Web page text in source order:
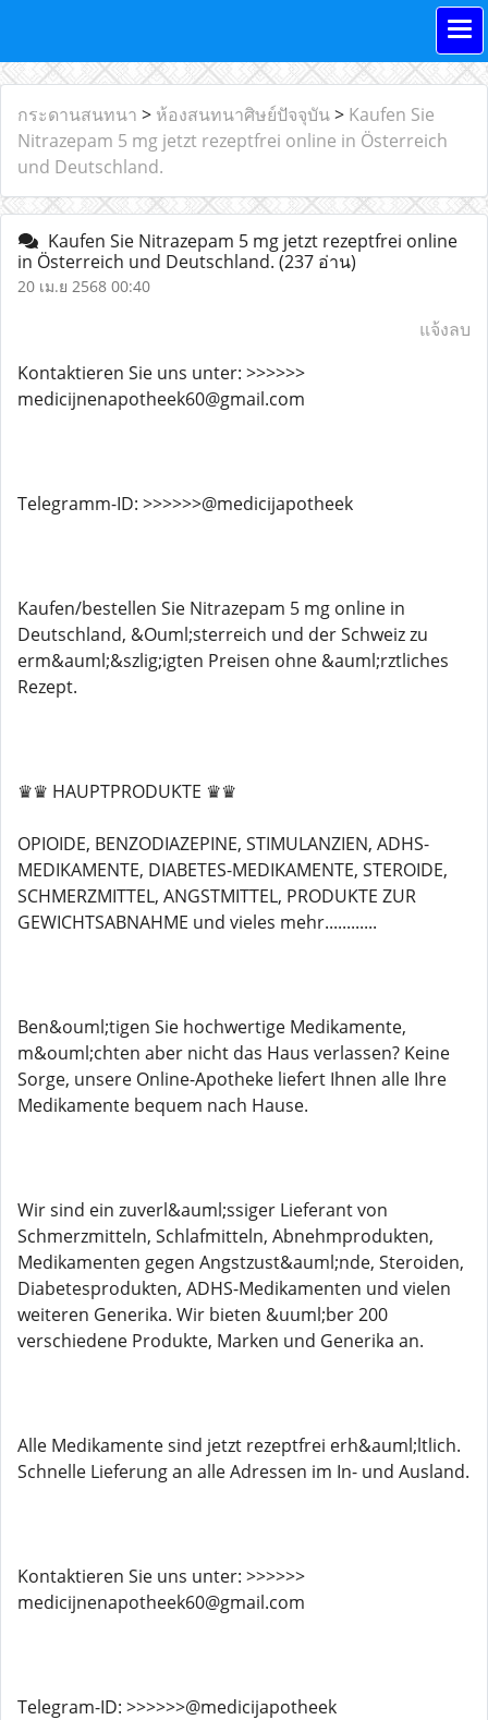
กระดานสนทนา > ห้องสนทนาศิษย์ปัจจุบัน> Kaufen Sie
Nitrazepam 5 mg jetzt rezeptfrei online in Österreich
und Deutschland.
Kaufen Sie Nitrazepam 5 mg jetzt rezeptfrei online
in Österreich und Deutschland. (237 อ่าน)
20 เม.ย 2568 00:40
แจ้งลบ
Kontaktieren Sie uns unter: >>>>>>
medicijnenapotheek60@gmail.com
Telegramm-ID: >>>>>>@medicijapotheek
Kaufen/bestellen Sie Nitrazepam 5 mg online in
Deutschland, &Ouml;sterreich und der Schweiz zu
erm&auml;&szlig;igten Preisen ohne &auml;rztliches
Rezept.
♛♛ HAUPTPRODUKTE ♛♛
OPIOIDE, BENZODIAZEPINE, STIMULANZIEN, ADHS-
MEDIKAMENTE, DIABETES-MEDIKAMENTE, STEROIDE,
SCHMERZMITTEL, ANGSTMITTEL, PRODUKTE ZUR
GEWICHTSABNAHME und vieles mehr............
Ben&ouml;tigen Sie hochwertige Medikamente,
m&ouml;chten aber nicht das Haus verlassen? Keine
Sorge, unsere Online-Apotheke liefert Ihnen alle Ihre
Medikamente bequem nach Hause.
Wir sind ein zuverl&auml;ssiger Lieferant von
Schmerzmitteln, Schlafmitteln, Abnehmprodukten,
Medikamenten gegen Angstzust&auml;nde, Steroiden,
Diabetesprodukten, ADHS-Medikamenten und vielen
weiteren Generika. Wir bieten &uuml;ber 200
verschiedene Produkte, Marken und Generika an.
Alle Medikamente sind jetzt rezeptfrei erh&auml;ltlich.
Schnelle Lieferung an alle Adressen im In- und Ausland.
Kontaktieren Sie uns unter: >>>>>>
medicijnenapotheek60@gmail.com
Telegram-ID: >>>>>>@medicijapotheek